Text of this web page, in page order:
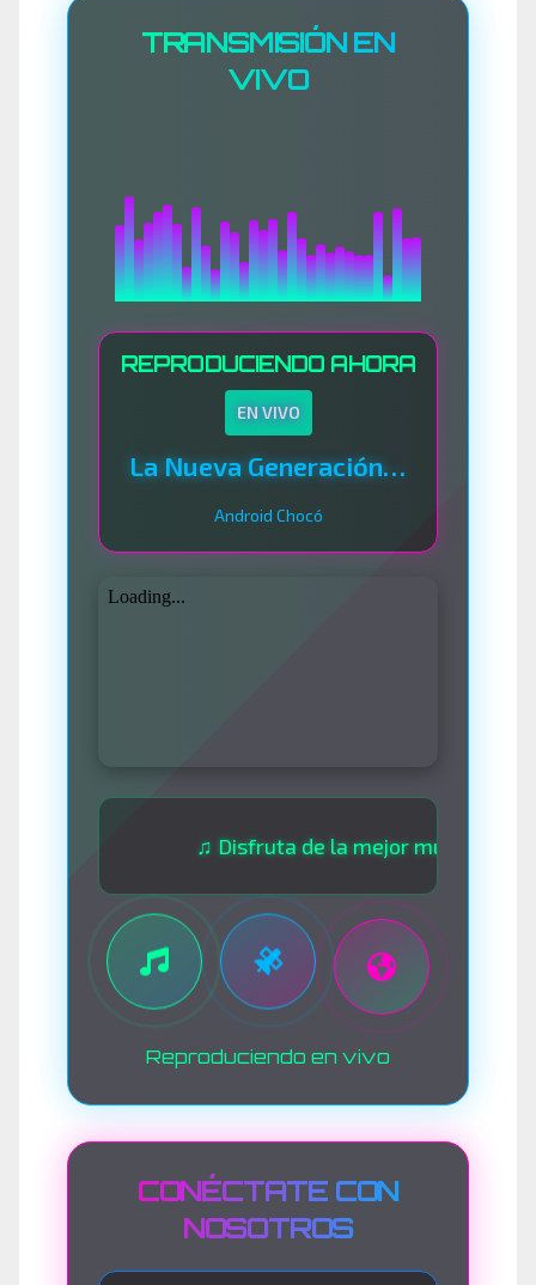
TRANSMISIÓN EN
VIVO
REPRODUCIENDO AHORA
EN VIVO
La Nueva Generación Del Sistema
Android Chocó
♫ Disfruta de la mejor música las 24
Reproduciendo en vivo
CONÉCTATE CON
NOSOTROS